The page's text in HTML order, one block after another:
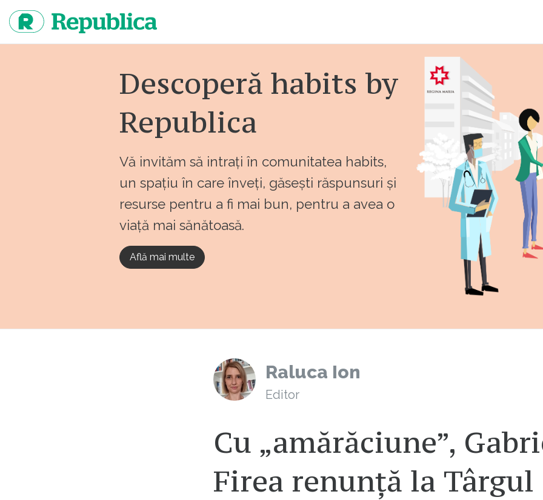
continut
Descoperă habits by
Republica
Vă invităm să intrați în comunitatea habits,
un spațiu în care înveți, găsești răspunsuri și
resurse pentru a fi mai bun, pentru a avea o
viață mai sănătoasă.
Află mai multe
Raluca Ion
Editor
Cu „amărăciune”,
Firea renunță la Târgul